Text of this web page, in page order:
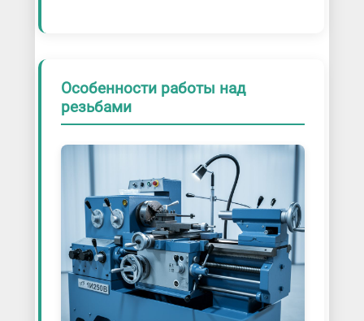
Особенности работы над
резьбами